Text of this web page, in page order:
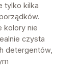
tylko kilka
kolory nie
czysta
detergentów,